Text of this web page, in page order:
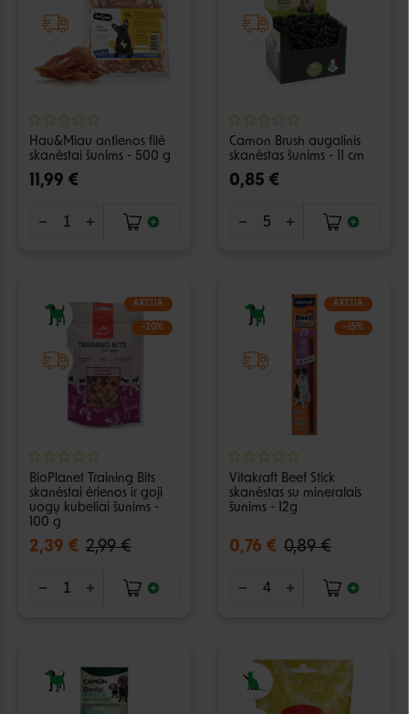
Hau&Miau antienos filė
skanėstai šunims - 500 g
11,99 €
Camon Brush augalinis
skanėstas šunims - 11 cm
0,85 €
AKCIJA
−20%
BioPlanet Training Bits
skanėstai ėrienos ir goji
uogų kubeliai šunims -
100 g
2,39 € 2,99 €
AKCIJA
−15%
Vitakraft Beef Stick
skanėstas su mineralais
šunims - 12g
0,76 € 0,89 €